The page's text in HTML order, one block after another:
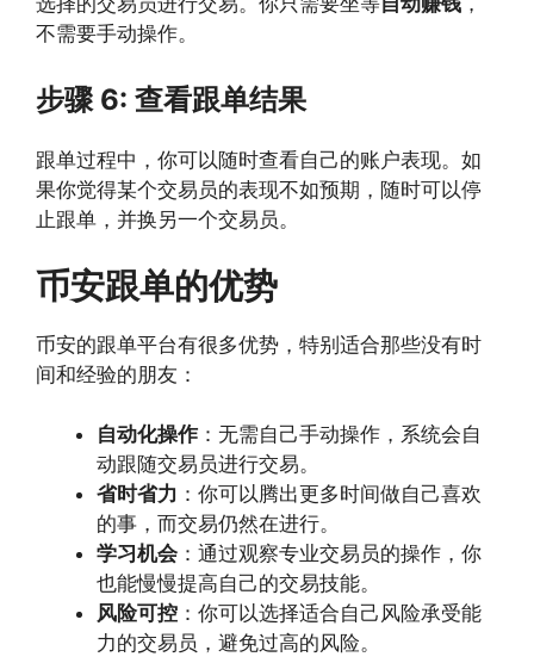
不需要手动操作。
步骤 6: 查看跟单结果
跟单过程中，你可以随时查看自己的账户表现。如
果你觉得某个交易员的表现不如预期，随时可以停
止跟单，并换另一个交易员。
币安跟单的优势
币安的跟单平台有很多优势，特别适合那些没有时
间和经验的朋友：
自动化操作：无需自己手动操作，系统会自
动跟随交易员进行交易。
省时省力 ：你可以腾出更多时间做自己喜欢
的事，而交易仍然在进行。
学习机会 ：通过观察专业交易员的操作，你
也能慢慢提高自己的交易技能。
风险可控 ：你可以选择适合自己风险承受能
力的交易员，避免过高的风险。